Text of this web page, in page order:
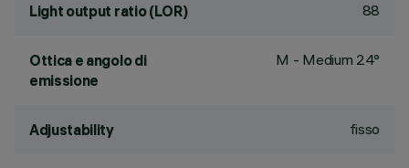
Light output ratio (LOR) 88
Ottica e angolo di
emissione
M - Medium 24°
Adjustability fisso